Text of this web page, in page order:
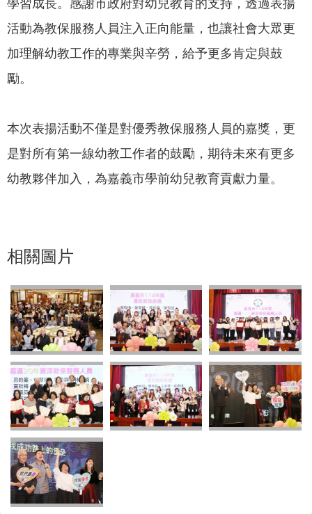
學習成長。感謝市政府對幼兒教育的支持，透過表揚
活動為教保服務人員注入正向能量，也讓社會大眾更
加理解幼教工作的專業與辛勞，給予更多肯定與鼓
勵。
本次表揚活動不僅是對優秀教保服務人員的嘉獎，更
是對所有第一線幼教工作者的鼓勵，期待未來有更多
幼教夥伴加入，為嘉義市學前幼兒教育貢獻力量。
相關圖片